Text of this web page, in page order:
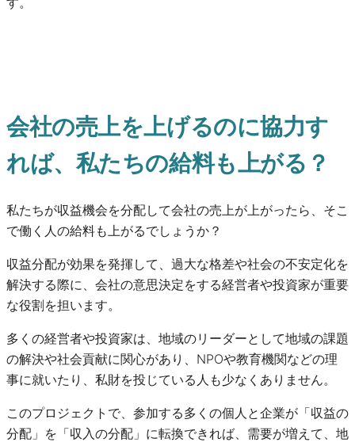
す。
会社の売上を上げるのに協力す
れば、私たちの給料も上がる？
私たちが収益機会を分配して会社の売上が上がったら、そこ
で働く人の給料も上がるでしょうか？
収益分配が効果を発揮して、過大な格差や社会の不安定化を
解決する際に、会社の意思決定をする経営者や投資家が重要
な役割を担います。
多くの経営者や投資家は、地域のリーダーとして地域の課題
の解決や社会貢献に関心があり、NPOや教育機関などの理
事に就いたり、私財を投じている人も少なくありません。
このプロジェクトで、参加する多くの個人と企業が「収益の
分配」を「収入の分配」に転換できれば、需要が増えて、地